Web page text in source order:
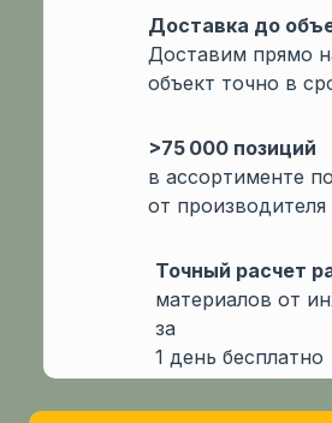
Точный расчет
материалов от
за
1 день бесплатно
>75 000 позиций
в ассортименте
от производителя
Доcтавка до
Доставим прямо
объект точно в